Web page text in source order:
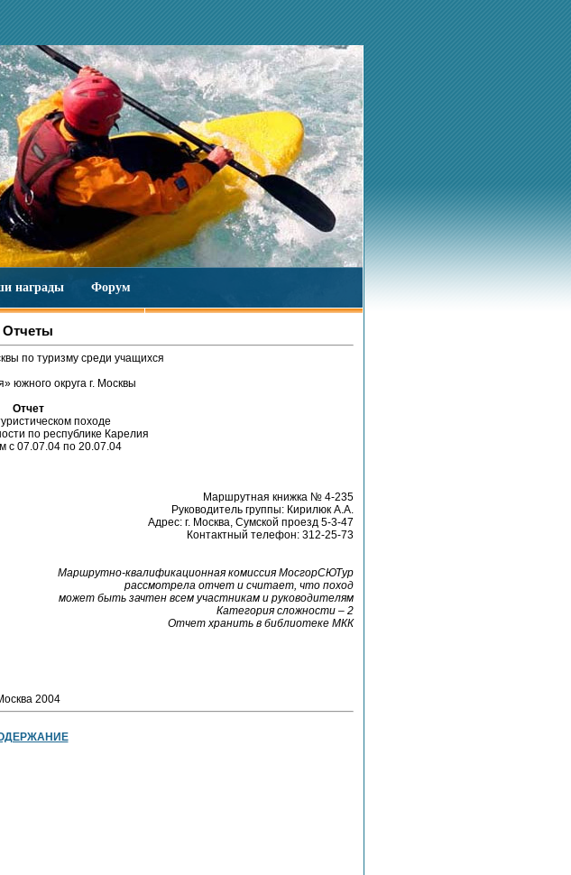
награды Форум
Отчеты
по туризму среди учащихся
южного округа г. Москвы
Отчет
походе
по республике Карелия
с 07.07.04 по 20.07.04
Маршрутная книжка № 4-235
Руководитель группы: Кирилюк А.А.
Адрес: г. Москва, Сумской проезд 5-3-47
Контактный телефон: 312-25-73
Маршрутно-квалификационная комиссия МосгорСЮТур
рассмотрела отчет и считает, что поход
может быть зачтен всем участникам и руководителям
Категория сложности – 2
Отчет хранить в библиотеке МКК
2004